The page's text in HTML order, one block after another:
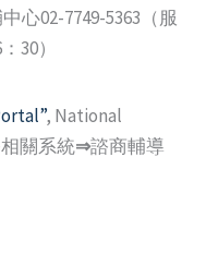
心02-7749-5363（服
30）
, National
關系統⇒諮商輔導